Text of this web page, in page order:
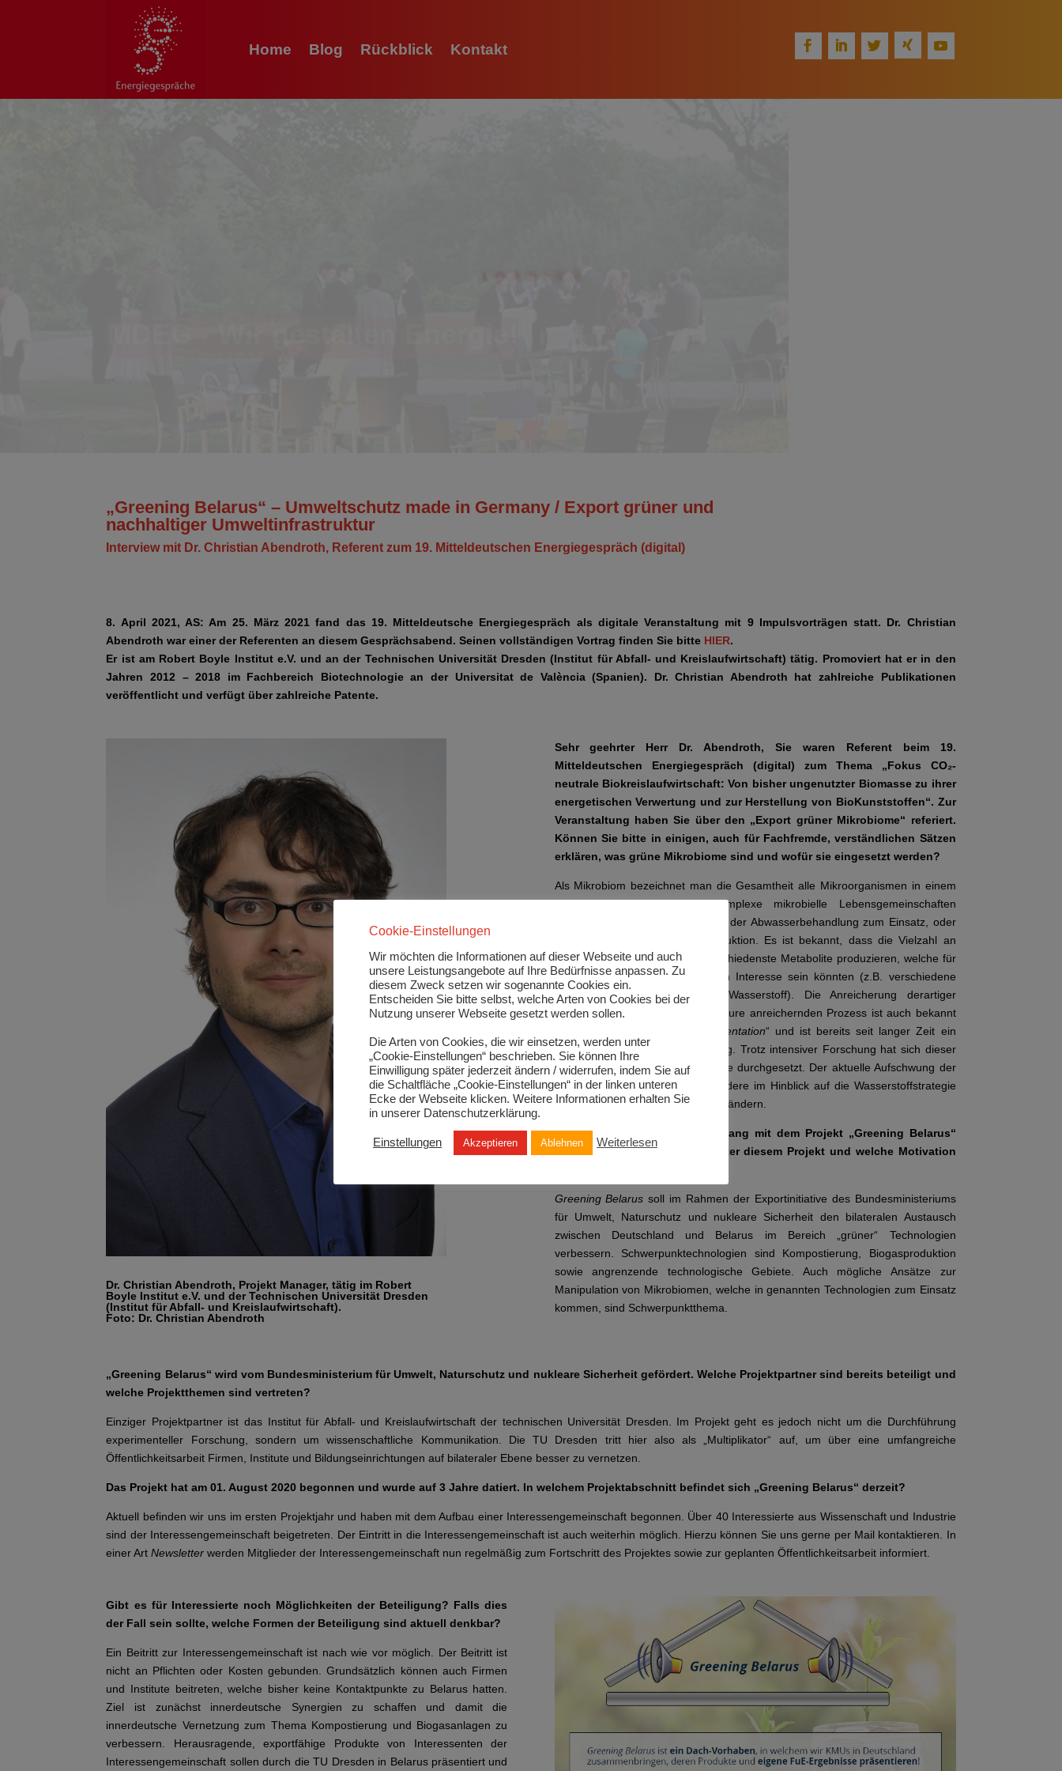
Home Blog Rückblick Kontakt
„Greening Belarus“ – Umweltschutz made in Germany / Export grüner und
nachhaltiger Umweltinfrastruktur
Interview mit Dr. Christian Abendroth, Referent zum 19. Mitteldeutschen Energiegespräch (digital)
8. April 2021, AS: Am 25. März 2021 fand das 19. Mitteldeutsche Energiegespräch als digitale Veranstaltung mit 9 Impulsvorträgen statt. Dr. Christian
Abendroth war einer der Referenten an diesem Gesprächsabend. Seinen vollständigen Vortrag finden Sie bitte HIER.
Er ist am Robert Boyle Institut e.V. und an der Technischen Universität Dresden (Institut für Abfall- und Kreislaufwirtschaft) tätig. Promoviert hat er in den
Jahren 2012 – 2018 im Fachbereich Biotechnologie an der Universitat de València(Spanien). Dr. Christian Abendroth hat zahlreiche Publikationen
veröffentlicht und verfügt über zahlreiche Patente.
Dr. Christian Abendroth, Projekt Manager, tätig im Robert
Boyle Institut e.V. und der Technischen Universität Dresden
(Institut für Abfall- und Kreislaufwirtschaft).
Foto: Dr. Christian Abendroth
Sehr geehrter Herr Dr. Abendroth, Sie waren Referent beim 19.
Mitteldeutschen Energiegespräch (digital) zum Thema „Fokus CO₂-
neutrale Biokreislaufwirtschaft: Von bisher ungenutzter Biomasse zu ihrer
energetischen Verwertung und zur Herstellung von BioKunststoffen“. Zur
Veranstaltung haben Sie über den „Export grüner Mikrobiome“ referiert.
Können Sie bitte in einigen, auch für Fachfremde, verständlichen Sätzen
erklären, was grüne Mikrobiome sind und wofür sie eingesetzt werden?
Als Mikrobiom bezeichnet man die Gesamtheit alle Mikroorganismen in einem
abgegrenzten Lebensraum. Komplexe mikrobielle Lebensgemeinschaften
kommen zum Beispiel im Bereich der Abwasserbehandlung zum Einsatz, oder
auch im Bereich der Biogasproduktion. Es ist bekannt, dass die Vielzahl an
beteiligten Mikroorganismen verschiedenste Metabolite produzieren, welche für
den Aufbau der Bioökonomie von Interesse sein könnten (z.B. verschiedene
organische Säuren und auch Wasserstoff). Die Anreicherung derartiger
Produkte in einem, fermentativ Säure anreichernden Prozess ist auch bekannt
Dark Fermentation“ und ist bereits seit langer Zeit ein
wichtiges Thema in der Forschung. Trotz intensiver Forschung hat sich dieser
Ansatz bisher nicht in der Industrie durchgesetzt. Der aktuelle Aufschwung der
regenerativen Energien, insbesondere im Hinblick auf die Wasserstoffstrategie
der Bundesregierung, könnte dies ändern.
Der Export soll im Zusammenhang mit dem Projekt „Greening Belarus“
erfolgen. Was verbirgt sich hinter diesem Projekt und welche Motivation
Greening Belarus soll im Rahmen der Exportinitiative des Bundesministeriums
für Umwelt, Naturschutz und nukleare Sicherheit den bilateralen Austausch
zwischen Deutschland und Belarus im Bereich „grüner“ Technologien
verbessern. Schwerpunktechnologien sind Kompostierung, Biogasproduktion
sowie angrenzende technologische Gebiete. Auch mögliche Ansätze zur
Manipulation von Mikrobiomen, welche in genannten Technologien zum Einsatz
kommen, sind Schwerpunktthema.
„Greening Belarus“ wird vom Bundesministerium für Umwelt, Naturschutz und nukleare Sicherheit gefördert. Welche Projektpartner sind bereits beteiligt und
welche Projektthemen sind vertreten?
Einziger Projektpartner ist das Institut für Abfall- und Kreislaufwirtschaft der technischen Universität Dresden. Im Projekt geht es jedoch nicht um die Durchführung
experimenteller Forschung, sondern um wissenschaftliche Kommunikation. Die TU Dresden tritt hier also als „Multiplikator“ auf, um über eine umfangreiche
Öffentlichkeitsarbeit Firmen, Institute und Bildungseinrichtungen auf bilateraler Ebene besser zu vernetzen.
Das Projekt hat am 01. August 2020 begonnen und wurde auf 3 Jahre datiert. In welchem Projektabschnitt befindet sich „Greening Belarus“ derzeit?
Aktuell befinden wir uns im ersten Projektjahr und haben mit dem Aufbau einer Interessengemeinschaft begonnen. Über 40 Interessierte aus Wissenschaft und Industrie
sind der Interessengemeinschaft beigetreten. Der Eintritt in die Interessengemeinschaft ist auch weiterhin möglich. Hierzu können Sie uns gerne per Mail kontaktieren. In
einer ArtNewsletterwerden Mitglieder der Interessengemeinschaft nun regelmäßig zum Fortschritt des Projektes sowie zur geplanten Öffentlichkeitsarbeit informiert.
Gibt es für Interessierte noch Möglichkeiten der Beteiligung? Falls dies
der Fall sein sollte, welche Formen der Beteiligung sind aktuell denkbar?
Ein Beitritt zur Interessengemeinschaft ist nach wie vor möglich. Der Beitritt ist
nicht an Pflichten oder Kosten gebunden. Grundsätzlich können auch Firmen
und Institute beitreten, welche bisher keine Kontaktpunkte zu Belarus hatten.
Ziel ist zunächst innerdeutsche Synergien zu schaffen und damit die
innerdeutsche Vernetzung zum Thema Kompostierung und Biogasanlagen zu
verbessern. Herausragende, exportfähige Produkte von Interessenten der
Interessengemeinschaft sollen durch die TU Dresden in Belarus präsentiert und
Cookie-Einstellungen
Wir möchten die Informationen auf dieser Webseite und auch
unsere Leistungsangebote auf Ihre Bedürfnisse anpassen. Zu
diesem Zweck setzen wir sogenannte Cookies ein.
Entscheiden Sie bitte selbst, welche Arten von Cookies bei der
Nutzung unserer Webseite gesetzt werden sollen.
Die Arten von Cookies, die wir einsetzen, werden unter
„Cookie-Einstellungen“ beschrieben. Sie können Ihre
Einwilligung später jederzeit ändern / widerrufen, indem Sie auf
die Schaltfläche „Cookie-Einstellungen“ in der linken unteren
Ecke der Webseite klicken. Weitere Informationen erhalten Sie
in unserer Datenschutzerklärung.
Einstellungen Akzeptieren Ablehnen Weiterlesen